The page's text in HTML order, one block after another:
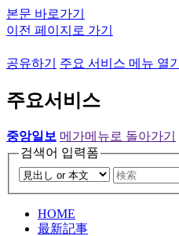
본문 바로가기
이전 페이지로 가기
공유하기 주요 서비스 메뉴 열기
주요서비스
중앙일보 메가메뉴로 돌아가기
검색어 입력폼
HOME
最新記事